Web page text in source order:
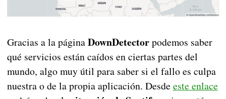
Gracias a la páginaDownDetectorpodemos saber
qué servicios están caídos en ciertas partes del
mundo, algo muy útil para saber si el fallo es culpa
nuestra o de la propia aplicación. Desde este enlace